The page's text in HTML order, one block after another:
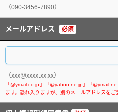
（090-3456-7890）
メールアドレス 必須
（xxx@xxxx.xx.xx）